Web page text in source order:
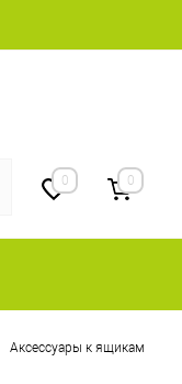
0 0
Аксессуары к ящикам